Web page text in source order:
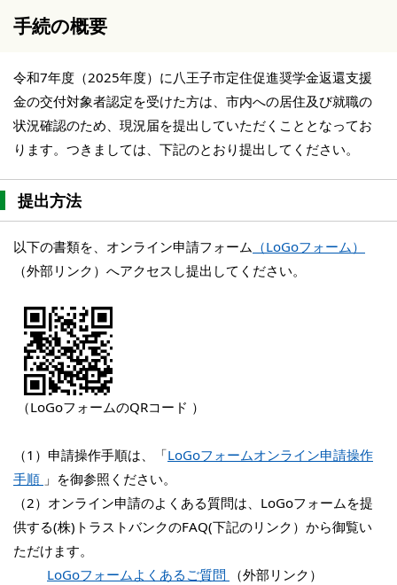
手続の概要
令和7年度（2025年度）に八王子市定住促進奨学金返還支援
金の交付対象者認定を受けた方は、市内への居住及び就職の
状況確認のため、現況届を提出していただくこととなってお
ります。つきましては、下記のとおり提出してください。
提出方法
以下の書類を、オンライン申請フォーム （LoGoフォーム）
（外部リンク）へアクセスし提出してください。
（LoGoフォームのQRコード ）
（1）申請操作手順は、「LoGoフォームオンライン申請操作
手順 」を御参照ください。
（2）オンライン申請のよくある質問は、LoGoフォームを提
供する(株)トラストバンクのFAQ(下記のリンク）から御覧い
ただけます。
LoGoフォームよくあるご質問
（外部リンク）